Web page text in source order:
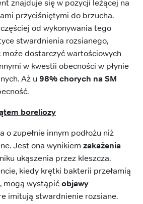
znajduje się w pozycji leżącej na
przyciśniętymi do brzucha.
od wykonywania tego
stwardnienia rozsianego,
dostarczyć wartościowych
w kwestii obecności w płynie
Aż u 98% chorych na SM
boreliozy
o zupełnie innym podłożu niż
Jest ona wynikiem zakażenia
ukąszenia przez kleszcza.
kiedy krętki bakterii przełamią
mogą wystąpićobjawy
imitują stwardnienie rozsiane.